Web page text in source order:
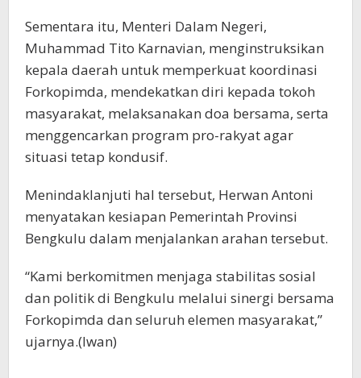
Sementara itu, Menteri Dalam Negeri,
Muhammad Tito Karnavian, menginstruksikan
kepala daerah untuk memperkuat koordinasi
Forkopimda, mendekatkan diri kepada tokoh
masyarakat, melaksanakan doa bersama, serta
menggencarkan program pro-rakyat agar
situasi tetap kondusif.
Menindaklanjuti hal tersebut, Herwan Antoni
menyatakan kesiapan Pemerintah Provinsi
Bengkulu dalam menjalankan arahan tersebut.
“Kami berkomitmen menjaga stabilitas sosial
dan politik di Bengkulu melalui sinergi bersama
Forkopimda dan seluruh elemen masyarakat,”
ujarnya.(Iwan)